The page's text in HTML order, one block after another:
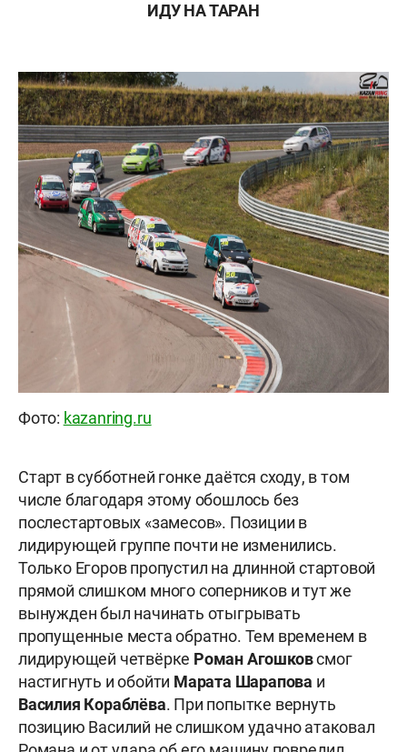
ИДУ НА ТАРАН
Фото: kazanring.ru
Старт в субботней гонке даётся сходу, в том
числе благодаря этому обошлось без
послестартовых «замесов». Позиции в
лидирующей группе почти не изменились.
Только Егоров пропустил на длинной стартовой
прямой слишком много соперников и тут же
вынужден был начинать отыгрывать
пропущенные места обратно. Тем временем в
лидирующей четвёрке Роман Агошковсмог
настигнуть и обойти Марата Шарапова и
Василия Кораблёва. При попытке вернуть
позицию Василий не слишком удачно атаковал